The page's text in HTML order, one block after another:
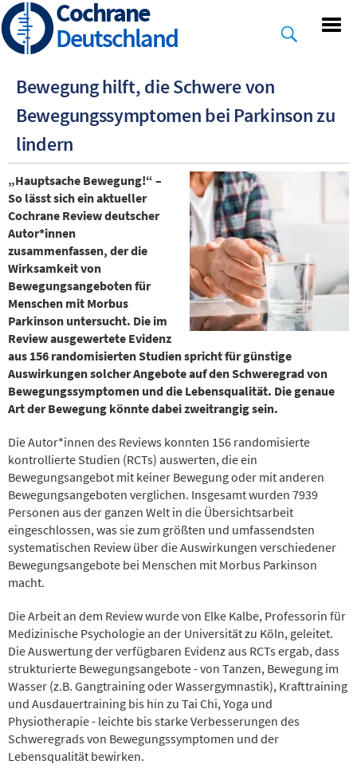
Skip
to
main
Cochrane
Deutschland
Bewegung hilft, die Schwere von
Bewegungssymptomen bei Parkinson zu
lindern
„Hauptsache Bewegung!“ –
So lässt sich ein aktueller
Cochrane Review deutscher
Autor*innen
zusammenfassen, der die
Wirksamkeit von
Bewegungsangeboten für
Menschen mit Morbus
Parkinson untersucht. Die im
Review ausgewertete Evidenz
aus 156 randomisierten Studien spricht für günstige
Auswirkungen solcher Angebote auf den Schweregrad von
Bewegungssymptomen und die Lebensqualität. Die genaue
Art der Bewegung könnte dabei zweitrangig sein.
Die Autor*innen des Reviews konnten 156 randomisierte
kontrollierte Studien (RCTs) auswerten, die ein
Bewegungsangebot mit keiner Bewegung oder mit anderen
Bewegungsangeboten verglichen. Insgesamt wurden 7939
Personen aus der ganzen Welt in die Übersichtsarbeit
eingeschlossen, was sie zum größten und umfassendsten
systematischen Review über die Auswirkungen verschiedener
Bewegungsangebote bei Menschen mit Morbus Parkinson
macht.
Die Arbeit an dem Review wurde von Elke Kalbe, Professorin für
Medizinische Psychologie an der Universität zu Köln, geleitet.
Die Auswertung der verfügbaren Evidenz aus RCTs ergab, dass
strukturierte Bewegungsangebote - von Tanzen, Bewegung im
Wasser (z.B. Gangtraining oder Wassergymnastik), Krafttraining
und Ausdauertraining bis hin zu Tai Chi, Yoga und
Physiotherapie - leichte bis starke Verbesserungen des
Schweregrads von Bewegungssymptomen und der
Lebensqualität bewirken.